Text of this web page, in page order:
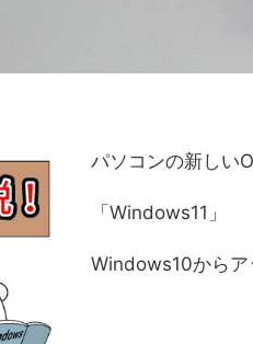
パソコンの新しい
「Windows11」
Windows10からア